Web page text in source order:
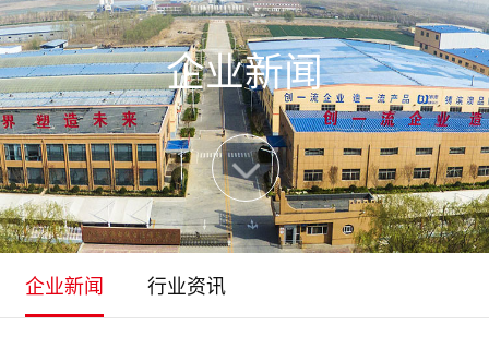
企业新闻
企业新闻 行业资讯